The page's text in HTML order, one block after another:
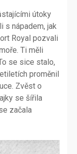
útoky
s nápadem, jak
Royal pozvali
Ti měli
se sice stalo,
proměnil
Zvěst o
se šířila
začala